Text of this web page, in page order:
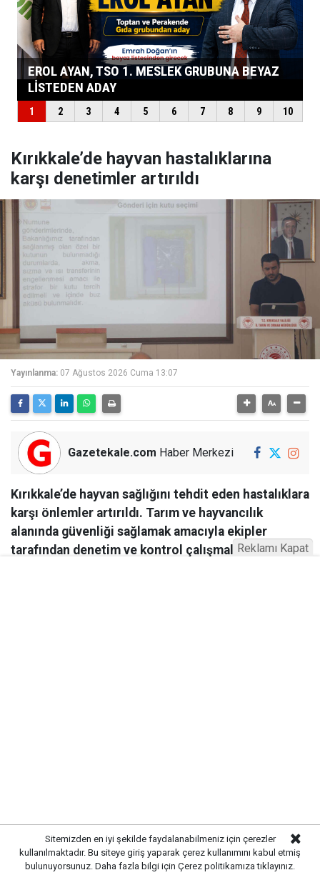
Kırıkkale’de hayvan hastalıklarına
karşı denetimler artırıldı
Yayınlanma: 07 Ağustos 2026 Cuma 13:07
Gazetekale.com Haber Merkezi
Kırıkkale’de hayvan sağlığını tehdit eden hastalıklara
karşı önlemler artırıldı. Tarım ve hayvancılık
alanında güvenliği sağlamak amacıyla ekipler
tarafından denetim ve kontrol çalışmaları
Sitemizden en iyi şekilde faydalanabilmeniz için çerezler
kullanılmaktadır. Bu siteye giriş yaparak çerez kullanımını kabul etmiş
bulunuyorsunuz. Daha fazla bilgi için Çerez politikamıza tıklayınız.
Reklamı Kapat